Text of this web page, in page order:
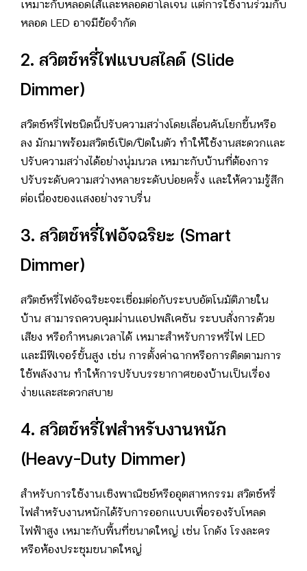
เหมาะกับหลอดไส้และหลอดฮาโลเจน แต่การใช้งานร่วมกับ
หลอด LED อาจมีข้อจำกัด
2. สวิตช์หรี่ไฟแบบสไลด์ (Slide
Dimmer)
สวิตช์หรี่ไฟชนิดนี้ปรับความสว่างโดยเลื่อนคันโยกขึ้นหรือ
ลง มักมาพร้อมสวิตช์เปิด/ปิดในตัว ทำให้ใช้งานสะดวกและ
ปรับความสว่างได้อย่างนุ่มนวล เหมาะกับบ้านที่ต้องการ
ปรับระดับความสว่างหลายระดับบ่อยครั้ง และให้ความรู้สึก
ต่อเนื่องของแสงอย่างราบรื่น
3. สวิตช์หรี่ไฟอัจฉริยะ (Smart
Dimmer)
สวิตช์หรี่ไฟอัจฉริยะจะเชื่อมต่อกับระบบอัตโนมัติภายใน
บ้าน สามารถควบคุมผ่านแอปพลิเคชัน ระบบสั่งการด้วย
เสียง หรือกำหนดเวลาได้ เหมาะสำหรับการหรี่ไฟ LED
และมีฟีเจอร์ขั้นสูง เช่น การตั้งค่าฉากหรือการติดตามการ
ใช้พลังงาน ทำให้การปรับบรรยากาศของบ้านเป็นเรื่อง
ง่ายและสะดวกสบาย
4. สวิตช์หรี่ไฟสำหรับงานหนัก
(Heavy-Duty Dimmer)
สำหรับการใช้งานเชิงพาณิชย์หรืออุตสาหกรรม สวิตช์หรี่
ไฟสำหรับงานหนักได้รับการออกแบบเพื่อรองรับโหลด
ไฟฟ้าสูง เหมาะกับพื้นที่ขนาดใหญ่ เช่น โกดัง โรงละคร
หรือห้องประชุมขนาดใหญ่